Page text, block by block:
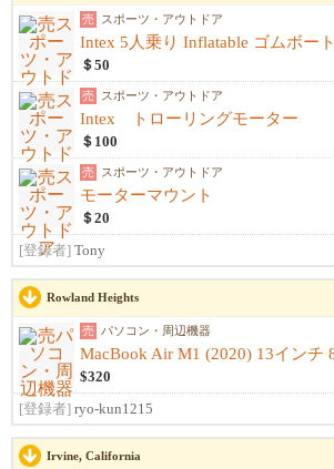
売 スポーツ・アウトドア
Intex 5人乗り Inflatable ゴムボート
＄50
売 スポーツ・アウトドア
Intex トローリングモーター
＄100
売 スポーツ・アウトドア
モーターマウント
＄20
[登録者] Tony
Rowland Heights
売 パソコン・周辺機器
$320
[登録者] ryo-kun1215
Irvine, California